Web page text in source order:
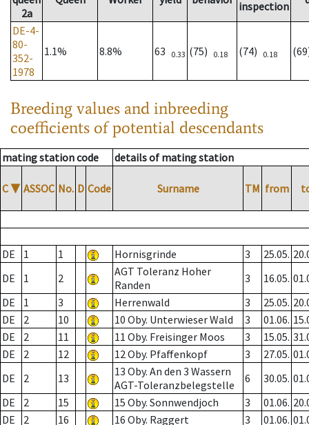
2a
inspection
DE-4-
80-
352-
1978
1.1% 8.8% 63 0.33 (75) 0.18 (74) 0.18
Breeding values and inbreeding
coefficients of potential descendants
mating station code details of mating station
C ▼ ASSOC No. D Code Surname TM from
DE 1 1 Hornisgrinde 3 25.05.
DE
1 2
AGT Toleranz Hoher
Randen
3 16.05.
DE
1 3 Herrenwald 3 25.05.
DE
2 10 10 Oby. Unterwieser Wald 3 01.06.
DE
2 11 11 Oby. Freisinger Moos 3 15.05.
DE
2 12 12 Oby. Pfaffenkopf 3 27.05.
DE
2 13
13 Oby. An den 3 Wassern
AGT-Toleranzbelegstelle
6 30.05.
DE
2 15 15 Oby. Sonnwendjoch 3 01.06.
DE
2 16 16 Oby. Raggert 3 01.06.